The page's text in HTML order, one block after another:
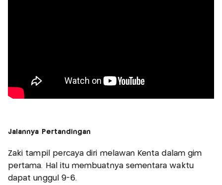
Jalannya Pertandingan
Zaki tampil percaya diri melawan Kenta dalam gim
pertama. Hal itu membuatnya sementara waktu
dapat unggul 9-6.